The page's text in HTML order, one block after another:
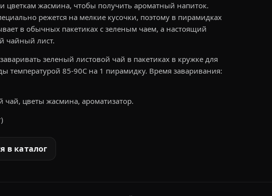
цветкам жасмина, чтобы получить ароматный напиток.
режется на мелкие кусочки, поэтому в пирамидках
в обычных пакетиках с зеленым чаем, а настоящий
чайный лист.
зеленый листовой чай в пакетиках в кружке для
температурой 85-90С на 1 пирамидку. Время заваривания:
чай, цветы жасмина, ароматизатор.
в каталог